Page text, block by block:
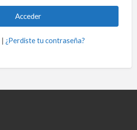
| ¿Perdiste tu contraseña?